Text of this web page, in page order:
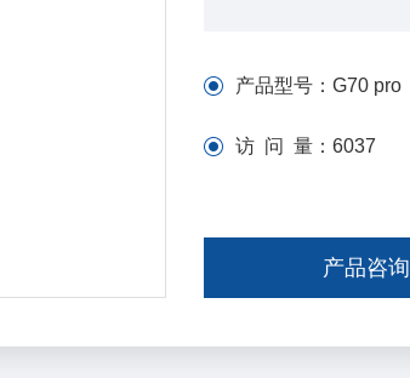
产品型号： G70 pro
访 问 量： 6037
产品咨询